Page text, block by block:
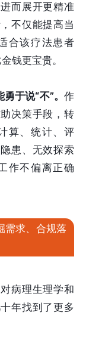
而展开更精准
不仅能提高当
合该疗法患者
钱更宝贵。
于说“不”。 作
决策手段，转
算、统计、评
患、无效探索
作不偏离正确
需求、合规落
病理生理学和
年找到了更多